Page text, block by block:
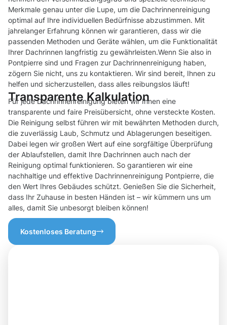
Merkmale genau unter die Lupe, um die Dachrinnenreinigung
optimal auf Ihre individuellen Bedürfnisse abzustimmen. Mit
jahrelanger Erfahrung können wir garantieren, dass wir die
passenden Methoden und Geräte wählen, um die Funktionalität
Ihrer Dachrinnen langfristig zu gewährleisten.Wenn Sie also in
Pontpierre sind und Fragen zur Dachrinnenreinigung haben,
zögern Sie nicht, uns zu kontaktieren. Wir sind bereit, Ihnen zu
helfen und sicherzustellen, dass alles reibungslos läuft!
Transparente Kalkulation
Für jede Dachrinnenreinigung bieten wir Ihnen eine
transparente und faire Preisübersicht, ohne versteckte Kosten.
Die Reinigung selbst führen wir mit bewährten Methoden durch,
die zuverlässig Laub, Schmutz und Ablagerungen beseitigen.
Dabei legen wir großen Wert auf eine sorgfältige Überprüfung
der Ablaufstellen, damit Ihre Dachrinnen auch nach der
Reinigung optimal funktionieren. So garantieren wir eine
nachhaltige und effektive Dachrinnenreinigung Pontpierre, die
den Wert Ihres Gebäudes schützt. Genießen Sie die Sicherheit,
dass Ihr Zuhause in besten Händen ist – wir kümmern uns um
alles, damit Sie unbesorgt bleiben können!
Kostenloses Beratung